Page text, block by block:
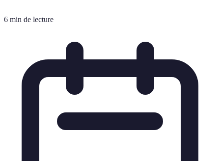
6 min de lecture